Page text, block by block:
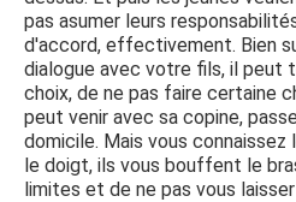
pas asumer leurs
d'accord, effectivement. Bien
dialogue avec votre fils, il
choix, de ne pas faire certaine
peut venir avec sa copine,
domicile. Mais vous connaissez
le doigt, ils vous bouffent le
limites et de ne pas vous